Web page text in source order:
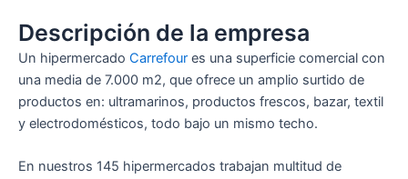
Descripción de la empresa
Un hipermercado Carrefour es una superficie comercial con
una media de 7.000 m2, que ofrece un amplio surtido de
productos en: ultramarinos, productos frescos, bazar, textil
y electrodomésticos, todo bajo un mismo techo.
En nuestros 145 hipermercados trabajan multitud de